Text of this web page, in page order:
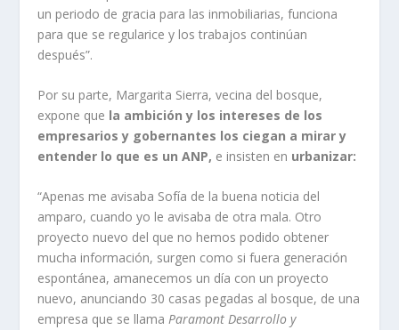
un periodo de gracia para las inmobiliarias, funciona
para que se regularice y los trabajos continúan
después”.
Por su parte, Margarita Sierra, vecina del bosque,
expone que la ambición y los intereses de los
empresarios y gobernantes los ciegan a mirar y
entender lo que es un ANP, e insisten en urbanizar:
“Apenas me avisaba Sofía de la buena noticia del
amparo, cuando yo le avisaba de otra mala. Otro
proyecto nuevo del que no hemos podido obtener
mucha información, surgen como si fuera generación
espontánea, amanecemos un día con un proyecto
nuevo, anunciando 30 casas pegadas al bosque, de una
empresa que se llamaParamont Desarrollo y